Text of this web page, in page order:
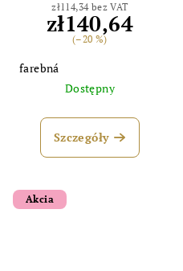
zł114,34 bez VAT
zł140,64
(–20 %)
farebná
Dostępny
Szczegóły
Akcia